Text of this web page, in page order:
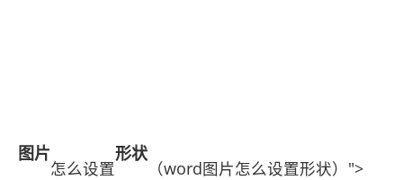
图片
怎么设置
形状
（word图片怎么设置形状）">